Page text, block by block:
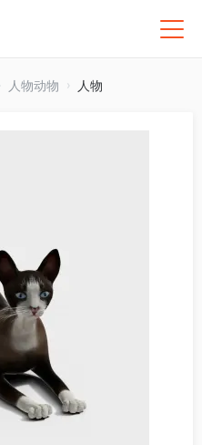
人物动物 人物